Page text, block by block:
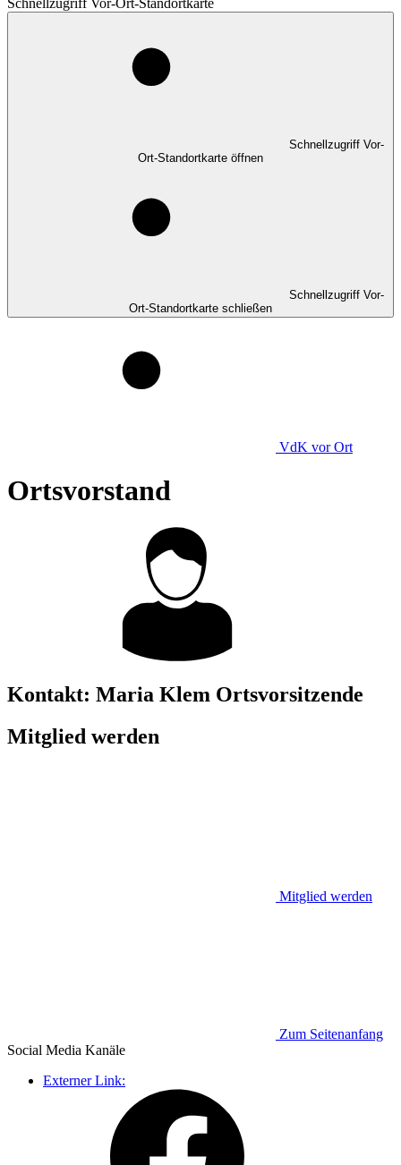
Schnellzugriff Vor-Ort-Standortkarte
Schnellzugriff Vor-
Ort-Standortkarte öffnen
Schnellzugriff Vor-
Ort-Standortkarte schließen
VdK vor Ort
Ortsvorstand
Kontakt: Maria Klem Ortsvorsitzende
Mitglied werden
Mitglied werden
Zum Seitenanfang
Social Media Kanäle
Externer Link: